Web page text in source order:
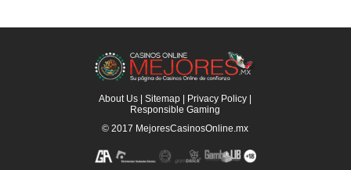
About Us |Sitemap Privacy Policy
Responsible Gaming
© 2017 MejoresCasinosOnline.mx